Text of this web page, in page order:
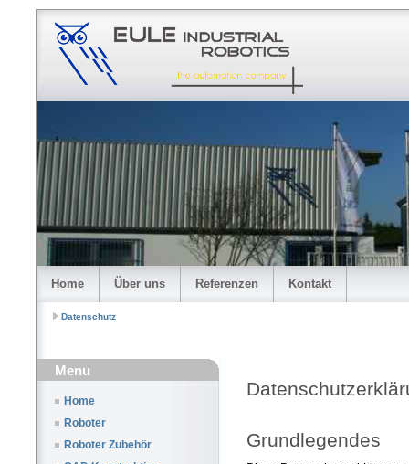
Home Über uns Referenzen Kontakt
Datenschutz
Menu
Home
Roboter
Roboter Zubehör
Grundlegendes